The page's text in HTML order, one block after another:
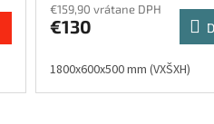
€159,90 vrátane DPH
€130
1800x600x500 mm (VXŠXH)